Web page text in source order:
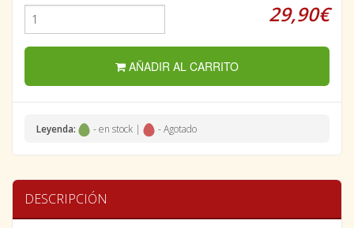
29,90€
AÑADIR AL CARRITO
Leyenda: - en stock | - Agotado
DESCRIPCIÓN